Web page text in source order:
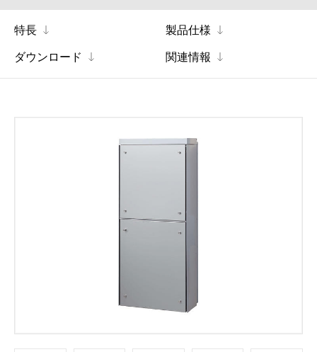
特長 製品仕様
ダウンロード 関連情報